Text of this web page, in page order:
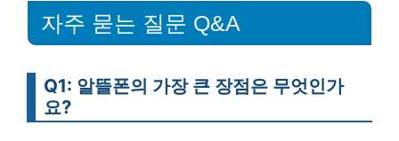
자주 묻는 질문 Q&A
Q1: 알뜰폰의 가장 큰 장점은 무엇인가
요?